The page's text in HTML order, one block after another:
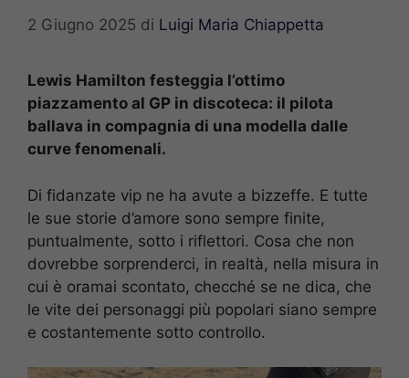
2 Giugno 2025 di Luigi Maria Chiappetta
Lewis Hamilton festeggia l’ottimo
piazzamento al GP in discoteca: il pilota
ballava in compagnia di una modella dalle
curve fenomenali.
Di fidanzate vip ne ha avute a bizzeffe. E tutte
le sue storie d’amore sono sempre finite,
puntualmente, sotto i riflettori. Cosa che non
dovrebbe sorprenderci, in realtà, nella misura in
cui è oramai scontato, checché se ne dica, che
le vite dei personaggi più popolari siano sempre
e costantemente sotto controllo.